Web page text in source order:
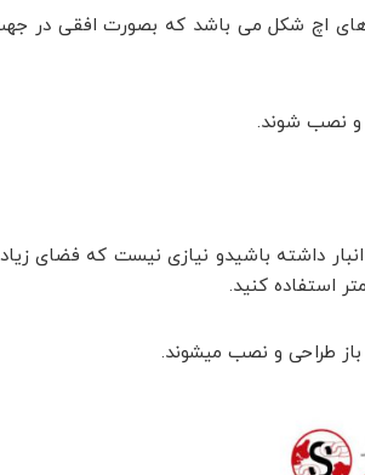
های اچ شکل می باشد که بصورت افقی در
و نصب شوند.
داشته باشیدو نیازی نیست که فضای
طراحی و نصب میشوند.